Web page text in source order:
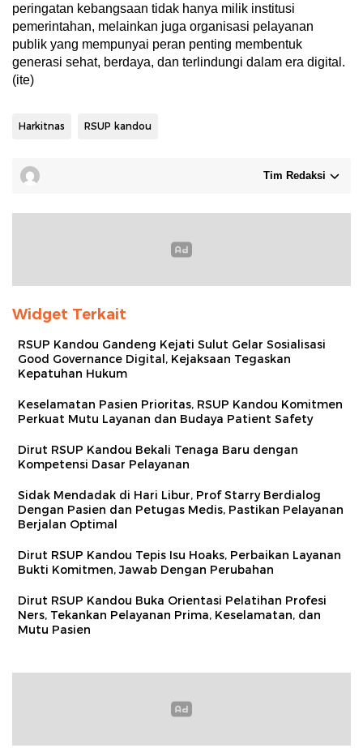
peringatan kebangsaan tidak hanya milik institusi
pemerintahan, melainkan juga organisasi pelayanan
publik yang mempunyai peran penting membentuk
generasi sehat, berdaya, dan terlindungi dalam era digital.
(ite)
Harkitnas RSUP kandou
Tim Redaksi
Widget Terkait
RSUP Kandou Gandeng Kejati Sulut Gelar Sosialisasi
Good Governance Digital, Kejaksaan Tegaskan
Kepatuhan Hukum
Keselamatan Pasien Prioritas, RSUP Kandou Komitmen
Perkuat Mutu Layanan dan Budaya Patient Safety
Dirut RSUP Kandou Bekali Tenaga Baru dengan
Kompetensi Dasar Pelayanan
Sidak Mendadak di Hari Libur, Prof Starry Berdialog
Dengan Pasien dan Petugas Medis, Pastikan Pelayanan
Berjalan Optimal
Dirut RSUP Kandou Tepis Isu Hoaks, Perbaikan Layanan
Bukti Komitmen, Jawab Dengan Perubahan
Dirut RSUP Kandou Buka Orientasi Pelatihan Profesi
Ners, Tekankan Pelayanan Prima, Keselamatan, dan
Mutu Pasien